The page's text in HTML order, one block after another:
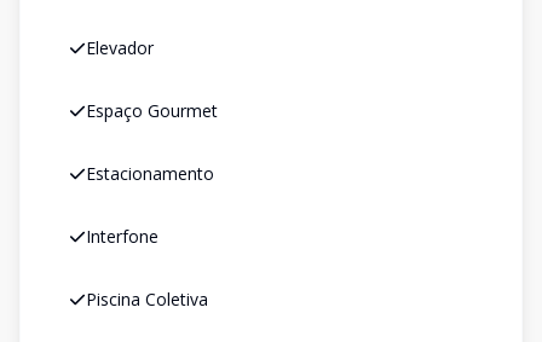
Elevador
Espaço Gourmet
Estacionamento
Interfone
Piscina Coletiva